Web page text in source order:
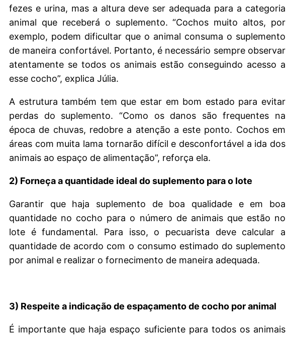
fezes e urina, mas a altura deve ser adequada para a categoria
animal que receberá o suplemento. “Cochos muito altos, por
exemplo, podem dificultar que o animal consuma o suplemento
de maneira confortável. Portanto, é necessário sempre observar
atentamente se todos os animais estão conseguindo acesso a
esse cocho”, explica Júlia.
A estrutura também tem que estar em bom estado para evitar
perdas do suplemento. “Como os danos são frequentes na
época de chuvas, redobre a atenção a este ponto. Cochos em
áreas com muita lama tornarão difícil e desconfortável a ida dos
animais ao espaço de alimentação”, reforça ela.
2) Forneça a quantidade ideal do suplemento para o lote
Garantir que haja suplemento de boa qualidade e em boa
quantidade no cocho para o número de animais que estão no
lote é fundamental. Para isso, o pecuarista deve calcular a
quantidade de acordo com o consumo estimado do suplemento
por animal e realizar o fornecimento de maneira adequada.
3) Respeite a indicação de espaçamento de cocho por animal
É importante que haja espaço suficiente para todos os animais